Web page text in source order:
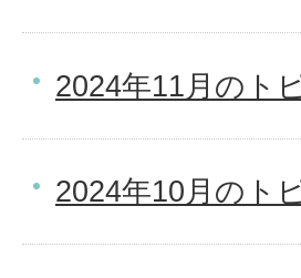
2024年11月のト
2024年10月のト